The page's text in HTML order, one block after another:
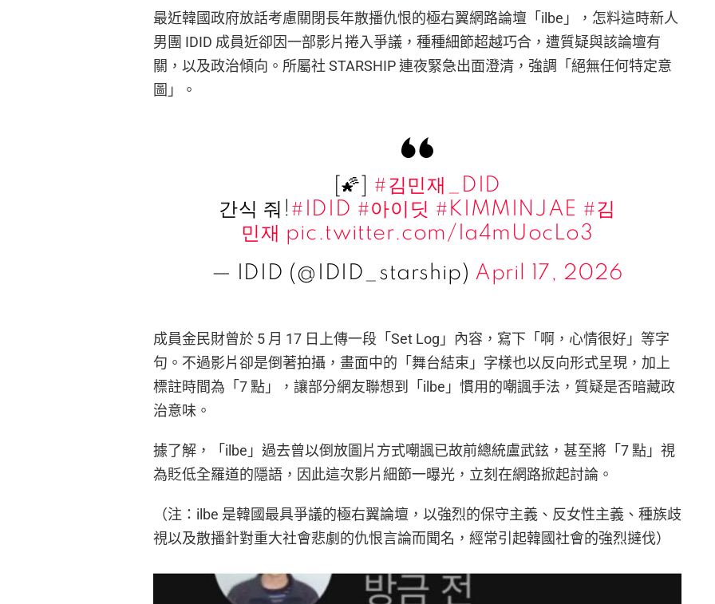
最近韓國政府放話考慮關閉長年散播仇恨的極右翼網路論壇「ilbe」，怎料這時新人
男團 IDID 成員近卻因一部影片捲入爭議，種種細節超越巧合，遭質疑與該論壇有
關，以及政治傾向。所屬社 STARSHIP 連夜緊急出面澄清，強調「絕無任何特定意
圖」。
[🌠] #김민재_DID
간식 줘!#IDID #아이딧 #KIMMINJAE #김
민재 pic.twitter.com/Ia4mUocLo3
— IDID (@IDID_starship) April 17, 2026
成員金民財曾於 5 月 17 日上傳一段「Set Log」內容，寫下「啊，心情很好」等字
句。不過影片卻是倒著拍攝，畫面中的「舞台結束」字樣也以反向形式呈現，加上
標註時間為「7 點」，讓部分網友聯想到「ilbe」慣用的嘲諷手法，質疑是否暗藏政
治意味。
據了解，「ilbe」過去曾以倒放圖片方式嘲諷已故前總統盧武鉉，甚至將「7 點」視
為貶低全羅道的隱語，因此這次影片細節一曝光，立刻在網路掀起討論。
（注：ilbe 是韓國最具爭議的極右翼論壇，以強烈的保守主義、反女性主義、種族歧
視以及散播針對重大社會悲劇的仇恨言論而聞名，經常引起韓國社會的強烈撻伐）